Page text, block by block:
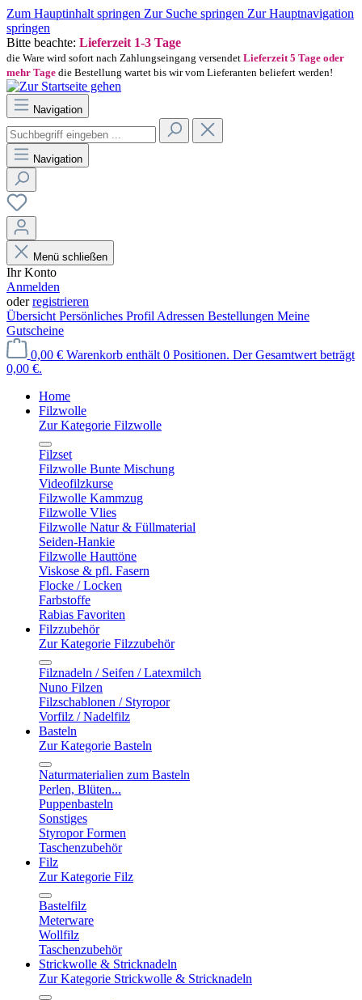
Zum Hauptinhalt springen Zur Suche springen Zur Hauptnavigation
springen
Bitte beachte: Lieferzeit 1-3 Tage
die Ware wird sofort nach Zahlungseingang versendet Lieferzeit 5 Tage oder
mehr Tage die Bestellung wartet bis wir vom Lieferanten beliefert werden!
Navigation
Navigation
Menü schließen
Ihr Konto
Anmelden
oderregistrieren
Übersicht Persönliches Profil Adressen Bestellungen Meine
Gutscheine
0,00 € Warenkorb enthält 0 Positionen. Der Gesamtwert beträgt
0,00 €.
Home
Filzwolle
Zur Kategorie Filzwolle
Filzset
Filzwolle Bunte Mischung
Videofilzkurse
Filzwolle Kammzug
Filzwolle Vlies
Filzwolle Natur & Füllmaterial
Seiden-Hankie
Filzwolle Hauttöne
Viskose & pfl. Fasern
Flocke / Locken
Farbstoffe
Rabias Favoriten
Filzzubehör
Zur Kategorie Filzzubehör
Filznadeln / Seifen / Latexmilch
Nuno Filzen
Filzschablonen / Styropor
Vorfilz / Nadelfilz
Basteln
Zur Kategorie Basteln
Naturmaterialien zum Basteln
Perlen, Blüten...
Puppenbasteln
Sonstiges
Styropor Formen
Taschenzubehör
Filz
Zur Kategorie Filz
Bastelfilz
Meterware
Wollfilz
Taschenzubehör
Strickwolle & Stricknadeln
Zur Kategorie Strickwolle & Stricknadeln